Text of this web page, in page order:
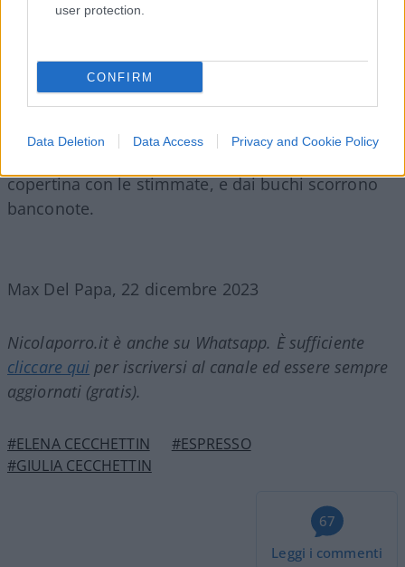
user protection.
CONFIRM
Data Deletion Data Access Privacy and Cookie Policy
sinistra, delle Chiara Valerio che per anni portano
una facciata contro un pandoro, tutto è possibile
e specialmente l’impossibile. Tutto quello che
puoi pensare è vero: l’Espressochiude l’anno in
bellezza, per il prossimo ci aspettiamo qualcosa
copertina con le stimmate, e dai buchi scorrono
banconote.
Max Del Papa, 22 dicembre 2023
Nicolaporro.it è anche su Whatsapp. È sufficiente
cliccare qui per iscriversi al canale ed essere sempre
aggiornati (gratis).
#ELENA CECCHETTIN
#ESPRESSO
#GIULIA CECCHETTIN
67
Leggi i commenti